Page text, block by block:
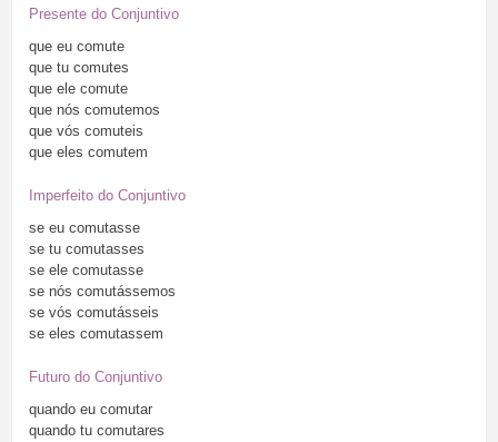
Presente do Conjuntivo
que eu comute
que tu comutes
que ele comute
que nós comutemos
que vós comuteis
que eles comutem
Imperfeito do Conjuntivo
se eu comutasse
se tu comutasses
se ele comutasse
se nós comutássemos
se vós comutásseis
se eles comutassem
Futuro do Conjuntivo
quando eu comutar
quando tu comutares